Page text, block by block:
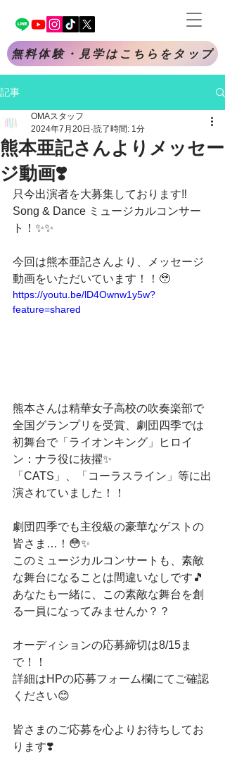
無料体験・見学はこちらをタップ
記事
熊本亜記さんよりメッセー
ジ動画❣️
OMAスタッフ
2024年7月20日 読了時間: 1分
只今出演者を大募集しております‼️
Song & Dance ミュージカルコンサー
ト！✨️✨️
今回は熊本亜記さんより、メッセージ
動画をいただいています！！🥹
https://youtu.be/lD4Ownw1y5w?
feature=shared
熊本さんは精華女子高校の吹奏楽部で
全国グランプリを受賞、劇団四季では
初舞台で「ライオンキング」ヒロイ
ン：ナラ役に抜擢✨
「CATS」、「コーラスライン」等に出
演されていました！！
劇団四季でも主役級の豪華なゲストの
皆さま…！😳✨️
このミュージカルコンサートも、素敵
な舞台になることは間違いなしです🎵
あなたも一緒に、この素敵な舞台を創
る一員になってみませんか？？
オーディションの応募締切は8/15ま
で！！
詳細はHPの応募フォーム欄にてご確認
ください😊
皆さまのご応募を心よりお待ちしてお
ります❣️